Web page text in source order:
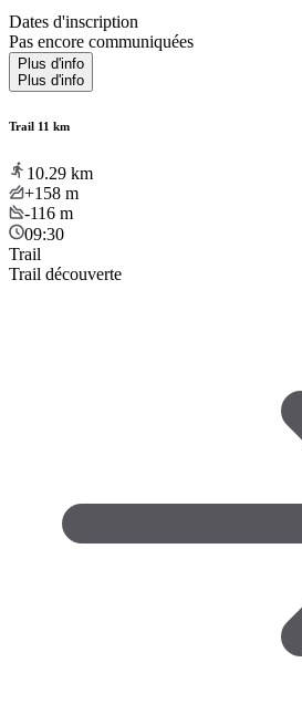
Dates d'inscription
Pas encore communiquées
Plus d'info
Plus d'info
Trail 11 km
10.29 km
+158 m
-116 m
09:30
Trail
Trail découverte